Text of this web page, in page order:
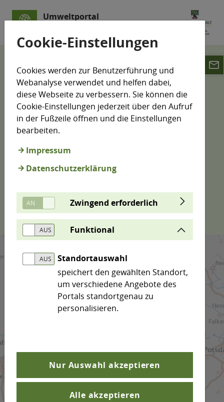
Umweltportal
Karten
Umweltdaten-Karte
Viele Informationen zur Umwelt können auf Karten
dargestellt werden. Hier haben wir aus vielen
Bereichen Informationen zusammengeführt. Sie
können einen Standort vorgeben oder direkt in der
Objekten und werden gegebenenfalls direkt zu
weiterführenden Inhalten geleitet.
Cookie-Einstellungen
Cookies werden zur Benutzerführung und
Webanalyse verwendet und helfen dabei,
diese Webseite zu verbessern. Sie können die
Cookie-Einstellungen jederzeit über den Aufruf
in der Fußzeile öffnen und die Einstellungen
bearbeiten.
Impressum
Datenschutzerklärung
Zwingend erforderlich
Funktional
Standortauswahl
speichert den gewählten Standort,
um verschiedene Angebote des
Portals standortgenau zu
personalisieren.
Nur Auswahl akzeptieren
Alle akzeptieren
email